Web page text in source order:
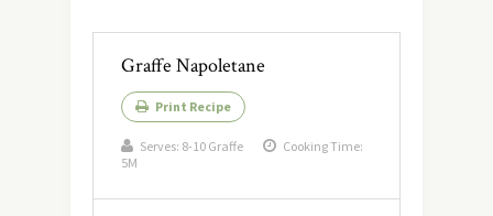
Graffe Napoletane
Print Recipe
Serves: 8-10 Graffe
Cooking Time:
5M